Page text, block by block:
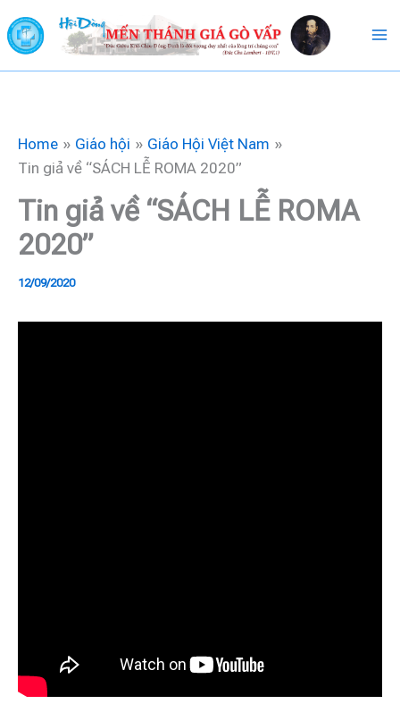
to
content
Home Giáo hội
Giáo Hội Việt Nam
Tin giả về “SÁCH LỄ ROMA 2020”
Tin giả về “SÁCH LỄ ROMA
2020”
12/09/2020